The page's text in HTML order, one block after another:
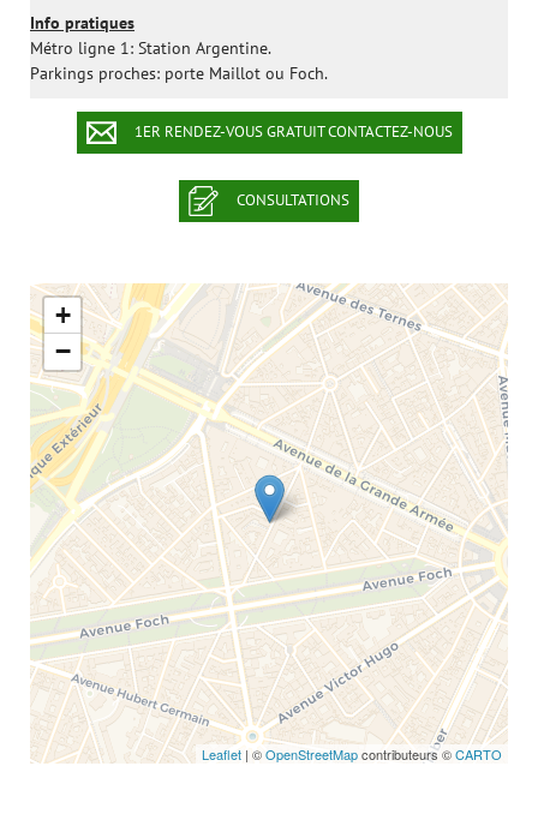
Info pratiques
Métro ligne 1: Station Argentine.
Parkings proches: porte Maillot ou Foch.
1ER RENDEZ-VOUS GRATUIT CONTACTEZ-NOUS
CONSULTATIONS
+
−
Leaflet | ©OpenStreetMapcontributeurs ©CARTO